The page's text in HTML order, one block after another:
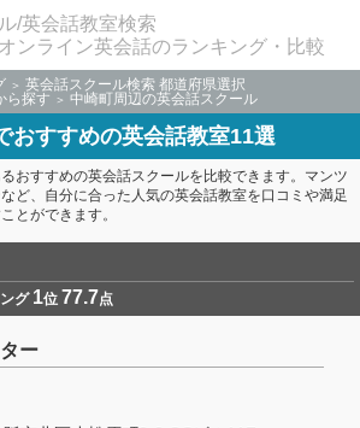
/英会話教室検索
ンライン英会話のランキング・比較
英会話スクール検索 都道府県選択
ら探す
中崎町周辺の英会話スクール
おすすめの英会話教室11選
おすすめの英会話スクールを比較できます。マンツ
ど、自分に合った人気の英会話教室を口コミや満足
とができます。
グ 1位 77.7点
ー